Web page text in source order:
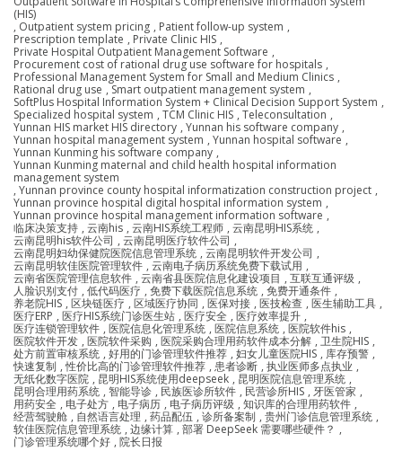
(HIS)
, Outpatient system pricing , Patient follow-up system ,
Prescription template , Private Clinic HIS ,
Private Hospital Outpatient Management Software ,
Procurement cost of rational drug use software for hospitals ,
Professional Management System for Small and Medium Clinics ,
Rational drug use , Smart outpatient management system ,
SoftPlus Hospital Information System + Clinical Decision Support System ,
Specialized hospital system , TCM Clinic HIS , Teleconsultation ,
Yunnan HIS market HIS directory , Yunnan his software company ,
Yunnan hospital management system , Yunnan hospital software ,
Yunnan Kunming his software company ,
Yunnan Kunming maternal and child health hospital information
management system
, Yunnan province county hospital informatization construction project ,
Yunnan province hospital digital hospital information system ,
Yunnan province hospital management information software ,
临床决策支持 , 云南his , 云南HIS系统工程师 , 云南昆明HIS系统 ,
云南昆明his软件公司 , 云南昆明医疗软件公司 ,
云南昆明妇幼保健院医院信息管理系统 , 云南昆明软件开发公司 ,
云南昆明软佳医院管理软件 , 云南电子病历系统免费下载试用 ,
云南省医院管理信息软件 , 云南省县医院信息化建设项目 , 互联互通评级 ,
人脸识别支付 , 低代码医疗 , 免费下载医院信息系统 , 免费开通条件 ,
养老院HIS , 区块链医疗 , 区域医疗协同 , 医保对接 , 医技检查 , 医生辅助工具 ,
医疗ERP , 医疗HIS系统门诊医生站 , 医疗安全 , 医疗效率提升 ,
医疗连锁管理软件 , 医院信息化管理系统 , 医院信息系统 , 医院软件his ,
医院软件开发 , 医院软件采购 , 医院采购合理用药软件成本分解 , 卫生院HIS ,
处方前置审核系统 , 好用的门诊管理软件推荐 , 妇女儿童医院HIS , 库存预警 ,
快速复制 ,性价比高的门诊管理软件推荐 , 患者诊断 , 执业医师多点执业 ,
无纸化数字医院 , 昆明HIS系统使用deepseek , 昆明医院信息管理系统 ,
昆明合理用药系统 , 智能导诊 , 民族医诊所软件 , 民营诊所HIS , 牙医管家 ,
用药安全 , 电子处方 , 电子病历 , 电子病历评级 , 知识库的合理用药软件 ,
经营驾驶舱 , 自然语言处理 , 药品配伍 , 诊所备案制 , 贵州门诊信息管理系统 ,
软佳医院信息管理系统 , 边缘计算 , 部署 DeepSeek 需要哪些硬件？ ,
门诊管理系统哪个好 , 院长日报